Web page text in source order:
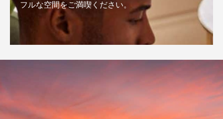
フルな空間をご満喫ください。